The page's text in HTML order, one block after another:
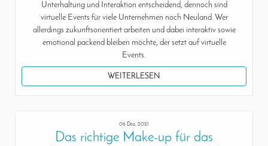
Unterhaltung und Interaktion entscheidend, dennoch sind
virtuelle Events für viele Unternehmen noch Neuland. Wer
allerdings zukunftsorientiert arbeiten und dabei interaktiv sowie
emotional packend bleiben möchte, der setzt auf virtuelle
Events.
WEITERLESEN
06 Dez, 2021
Das richtige Make-up für das